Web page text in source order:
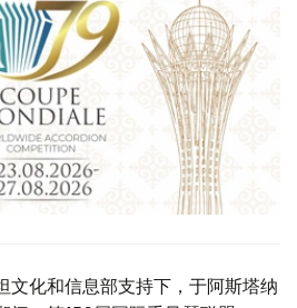
文化和信息部支持下，于阿斯塔纳